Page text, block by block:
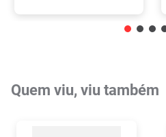
Quem viu, viu também